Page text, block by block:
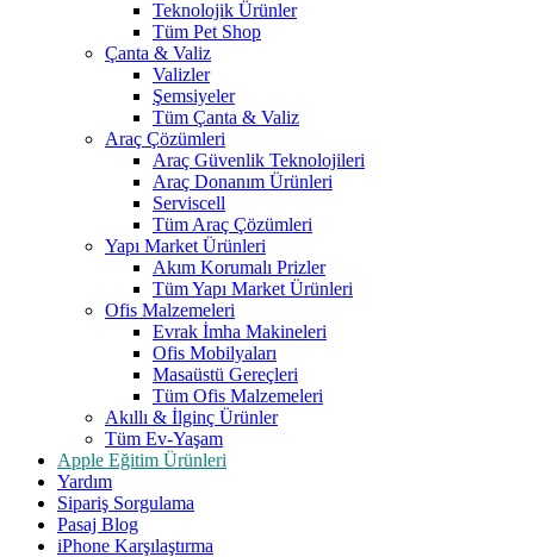
Teknolojik Ürünler
Tüm Pet Shop
Çanta & Valiz
Valizler
Şemsiyeler
Tüm Çanta & Valiz
Araç Çözümleri
Araç Güvenlik Teknolojileri
Araç Donanım Ürünleri
Serviscell
Tüm Araç Çözümleri
Yapı Market Ürünleri
Akım Korumalı Prizler
Tüm Yapı Market Ürünleri
Ofis Malzemeleri
Evrak İmha Makineleri
Ofis Mobilyaları
Masaüstü Gereçleri
Tüm Ofis Malzemeleri
Akıllı & İlginç Ürünler
Tüm Ev-Yaşam
Apple Eğitim Ürünleri
Yardım
Sipariş Sorgulama
Pasaj Blog
iPhone Karşılaştırma